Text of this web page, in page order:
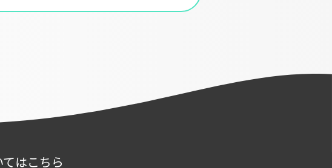
はこちら